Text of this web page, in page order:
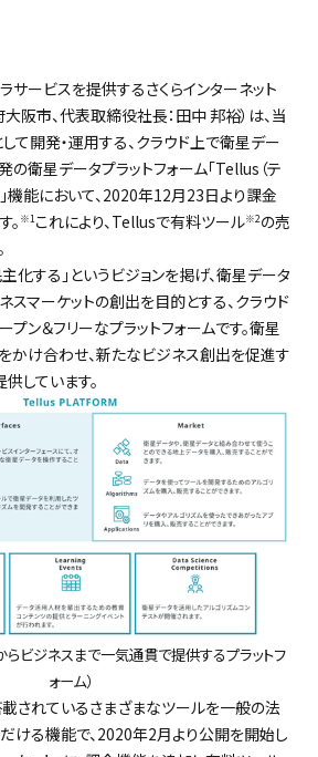
サービスを提供するさくらインターネット
阪市、代表取締役社長：田中 邦裕）は、当
て開発・運用する、クラウド上で衛星デー
衛星データプラットフォーム「Tellus（テ
」機能において、2020年12月23日より課金
。 ※1これにより、Tellusで有料ツール※2の売
化する」というビジョンを掲げ、衛星データ
スマーケットの創出を目的とする、クラウド
ン＆フリーなプラットフォームです。衛星
かけ合わせ、新たなビジネス創出を促進す
しています。
ビジネスまで一気通貫で提供するプラットフ
ォーム）
載されているさまざまなツールを一般の法
ける機能で、2020年2月より公開を開始し